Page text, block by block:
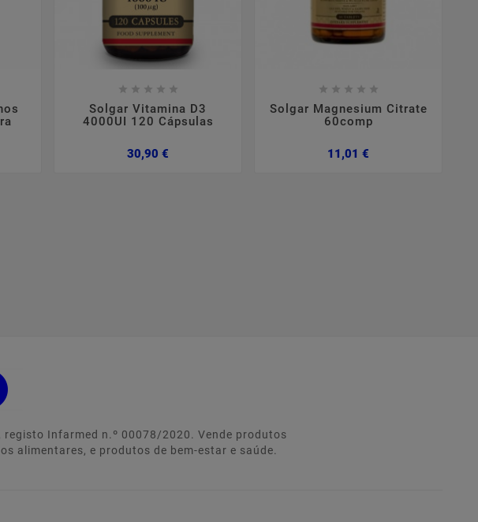
    
Solgar Vitamina D3
4000UI 120 Cápsulas
30,90 €
    
Solgar Magnesium Citrate
60comp
11,01 €
Infarmed n.º 00078/2020. Vende produtos
alimentares, e produtos de bem-estar e saúde.